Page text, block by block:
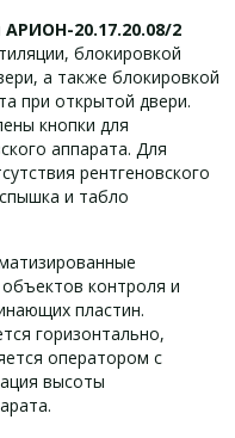
20.17.20.08/2
блокировкой
а также блокировкой
при открытой двери.
кнопки для
аппарата. Для
рентгеновского
и табло
контроля и
пластин.
горизонтально,
оператором с
высоты